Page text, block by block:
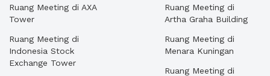
Ruang Meeting di AXA
Tower
Ruang Meeting di
Indonesia Stock
Exchange Tower
Ruang Meeting di
Artha Graha Building
Ruang Meeting di
Menara Kuningan
Ruang Meeting di